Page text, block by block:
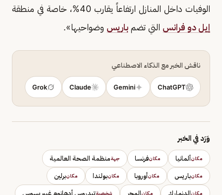
الوفيات داخل المنازل ارتفاعاً يقارب 40%، خاصة في منطقة
إيل دو فرانس التي تضم باريس وضواحيها».
ناقش الخبر مع الذكاء الاصطناعي
ChatGPT
Gemini
Claude
Grok
وَرَد في الخبر
مكانألمانيا مكانفرنسا جهةمنظمة الصحة العالمية
مكانباريس مكانأوروبا مكانبولندا مكانبرلين
مكانالدنمارك مكانالمجر شخصيةتيدروس أدهانوم غيبريسوس